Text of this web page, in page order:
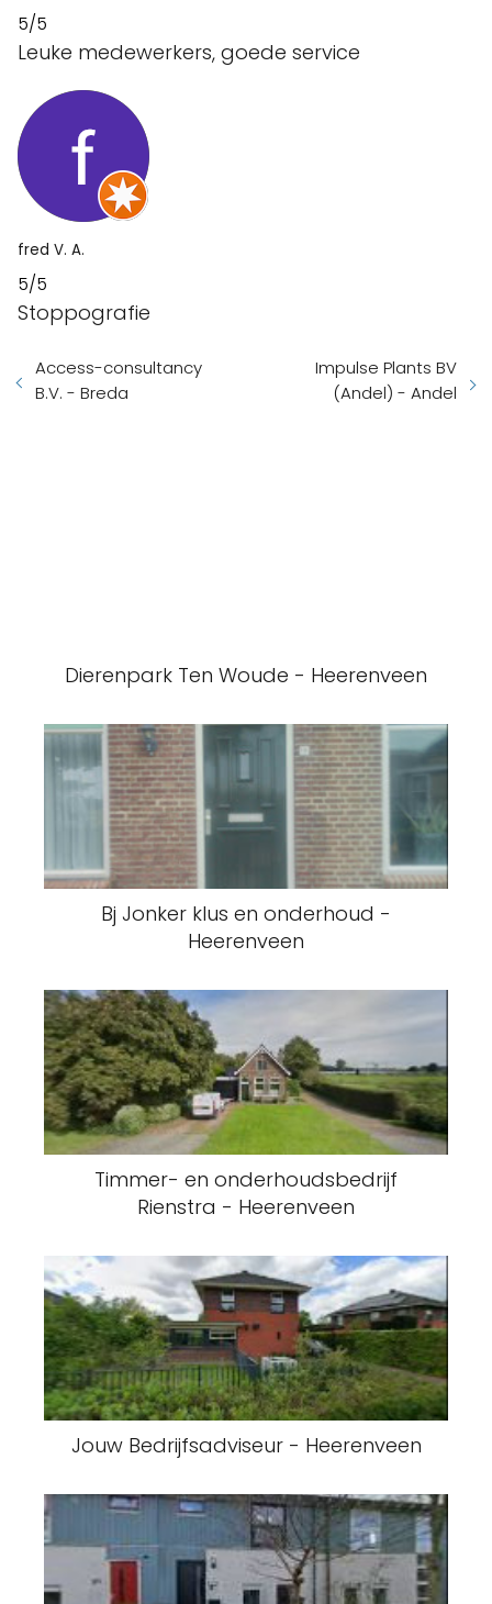
5/5
Leuke medewerkers, goede service
fred V. A.
5/5
Stoppografie
Access-consultancy
B.V. - Breda
Impulse Plants BV
(Andel) - Andel
Dierenpark Ten Woude - Heerenveen
Bj Jonker klus en onderhoud -
Heerenveen
Timmer- en onderhoudsbedrijf
Rienstra - Heerenveen
Jouw Bedrijfsadviseur - Heerenveen